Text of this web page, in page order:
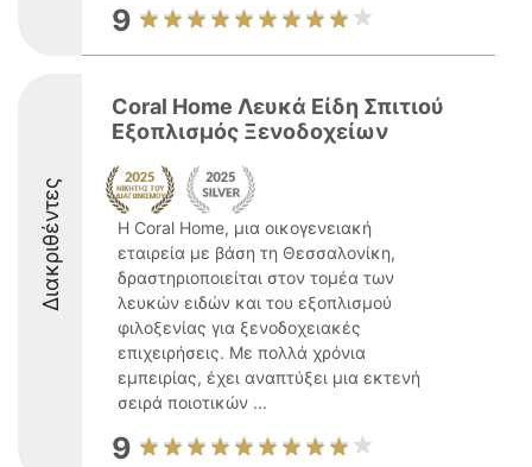
9
Διακριθέντες
Coral Home Λευκά Είδη Σπιτιού
Εξοπλισμός Ξενοδοχείων
Η Coral Home, μια οικογενειακή
εταιρεία με βάση τη Θεσσαλονίκη,
δραστηριοποιείται στον τομέα των
λευκών ειδών και του εξοπλισμού
φιλοξενίας για ξενοδοχειακές
επιχειρήσεις. Με πολλά χρόνια
εμπειρίας, έχει αναπτύξει μια εκτενή
σειρά ποιοτικών ...
9